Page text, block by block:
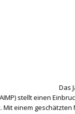
Das
stellt einen
Mit einem geschätzten